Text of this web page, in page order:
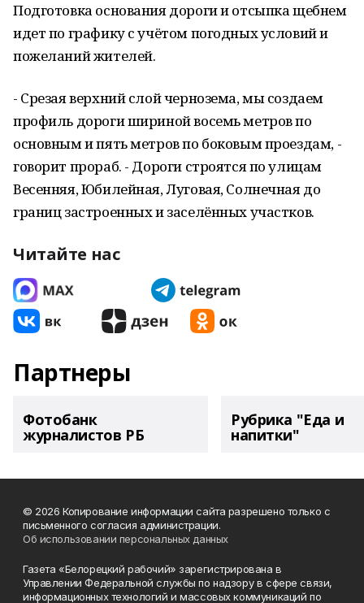
Подготовка основания дороги и отсыпка щебнем
идет по графику с учётом погодных условий и
пожеланий жителей.
- Срезая верхний слой чернозема, мы создаем
профиль дороги шириной восемь метров по
основным и пять метров по боковым проездам, -
говорит прораб. - Дороги строятся по улицам
Весенняя, Юбилейная, Луговая, Солнечная до
границ застроенных и заселённых участков.
Читайте нас
Партнеры
Фотобанк
журналистов РБ
Рубрика "Еда и
напитки"
© 2026 Копирование информации сайта разрешено только с
письменного согласия администрации.
Об использовании персональных данных
Газета «Белорецкий рабочий» зарегистрирована в
Управлении Федеральной службы по надзору в сфере связи,
информационных технологий и массовых коммуникаций по